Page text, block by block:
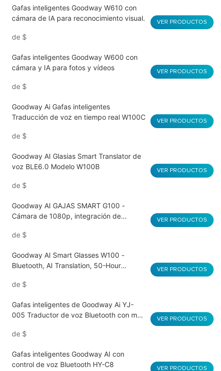
Gafas inteligentes Goodway W610 con
cámara de IA para reconocimiento visual.
de $
VER PRODUCTOS
Gafas inteligentes Goodway W600 con
cámara y IA para fotos y vídeos
de $
VER PRODUCTOS
Goodway Ai Gafas inteligentes
Traducción de voz en tiempo real W100C
de $
VER PRODUCTOS
Goodway AI Glasias Smart Translator de
voz BLE6.0 Modelo W100B
de $
VER PRODUCTOS
Goodway AI GAJAS SMART G100 -
Cámara de 1080p, integración de
detección de desgaste
de $
VER PRODUCTOS
Goodway AI Smart Glasses W100 -
Bluetooth, AI Translation, 50-Hour
de $
VER PRODUCTOS
Gafas inteligentes de Goodway Ai YJ-
005 Traductor de voz Bluetooth con más
de $
VER PRODUCTOS
Gafas inteligentes Goodway AI con
control de voz Bluetooth HY-C8
VER PRODUCTOS